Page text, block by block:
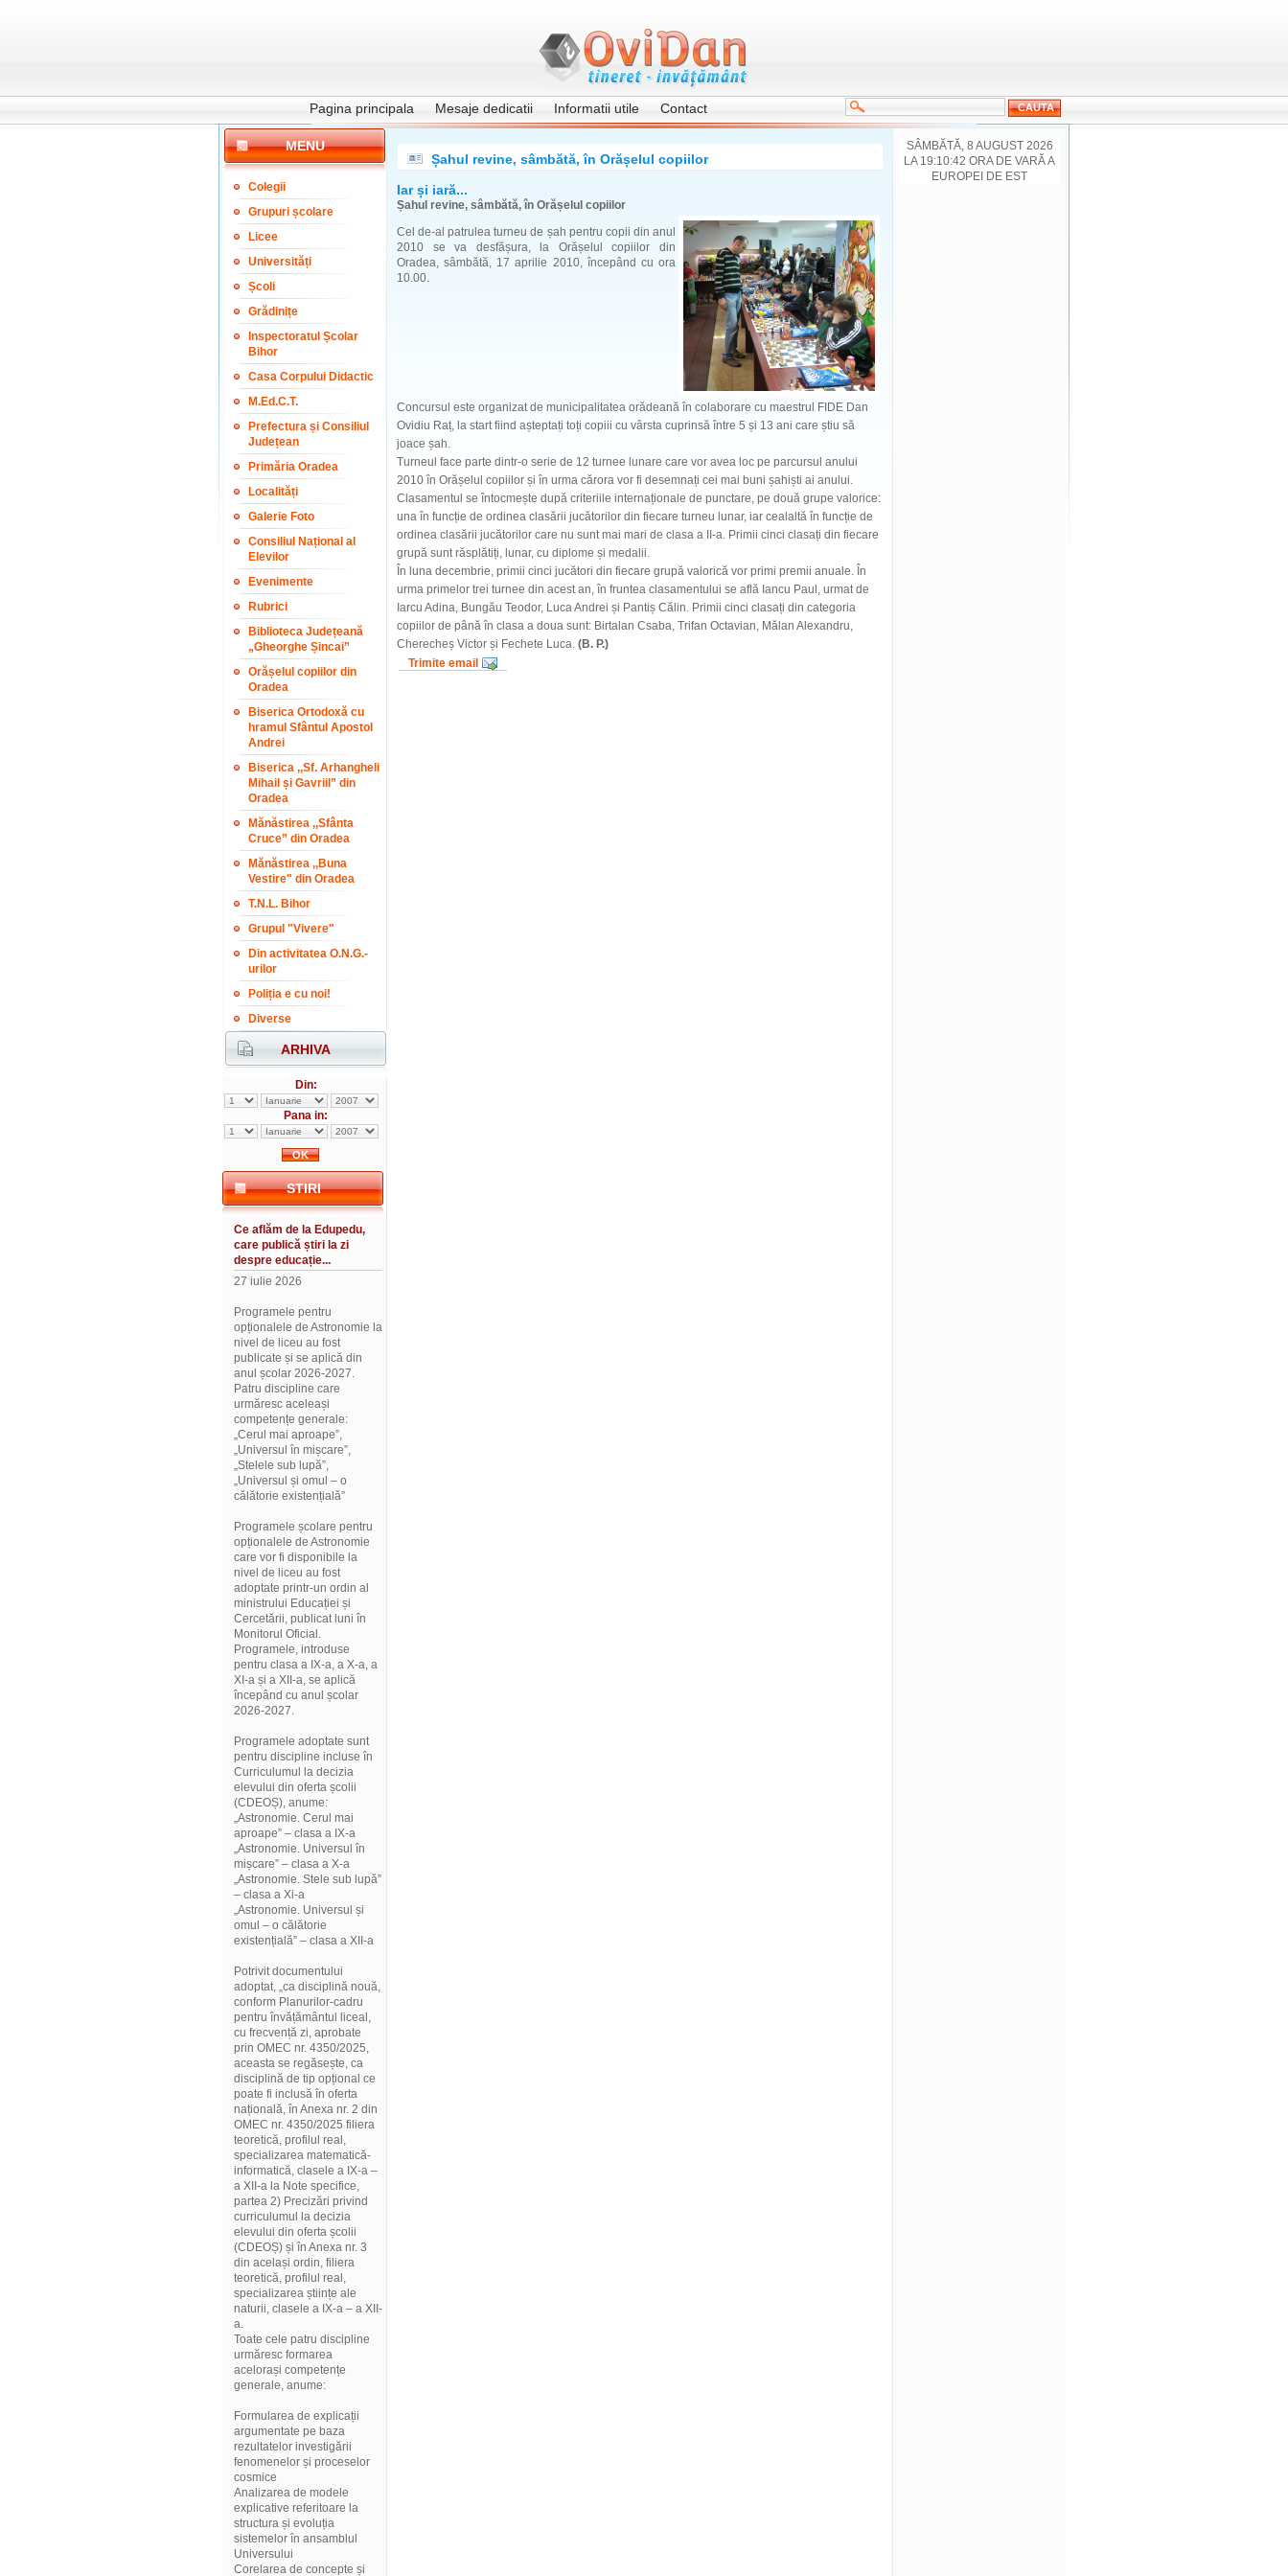
Pagina principala Mesaje dedicatii Informatii utile Contact
MENU
Colegii
Grupuri școlare
Licee
Universități
Școli
Grădinițe
Inspectoratul Școlar
Bihor
Casa Corpului Didactic
M.Ed.C.T.
Prefectura și Consiliul
Județean
Primăria Oradea
Localități
Galerie Foto
Consiliul Național al
Elevilor
Evenimente
Rubrici
Biblioteca Județeană
„Gheorghe Șincai”
Orășelul copiilor din
Oradea
Biserica Ortodoxă cu
hramul Sfântul Apostol
Andrei
Biserica ,,Sf. Arhangheli
Mihail și Gavriil” din
Oradea
Mănăstirea ,,Sfânta
Cruce” din Oradea
Mănăstirea ,,Buna
Vestire" din Oradea
T.N.L. Bihor
Grupul "Vivere"
Din activitatea O.N.G.-
urilor
Poliția e cu noi!
Diverse
ARHIVA
Din:
Pana in:
STIRI
Ce aflăm de la Edupedu,
care publică știri la zi
despre educație...
27 iulie 2026
Programele pentru
opționalele de Astronomie la
nivel de liceu au fost
publicate și se aplică din
anul școlar 2026-2027.
Patru discipline care
urmăresc aceleași
competențe generale:
„Cerul mai aproape”,
„Universul în mișcare”,
„Stelele sub lupă”,
„Universul și omul – o
călătorie existențială”
Programele școlare pentru
opționalele de Astronomie
care vor fi disponibile la
nivel de liceu au fost
adoptate printr-un ordin al
ministrului Educației și
Cercetării, publicat luni în
Monitorul Oficial.
Programele, introduse
pentru clasa a IX-a, a X-a, a
XI-a și a XII-a, se aplică
începând cu anul școlar
2026-2027.
Programele adoptate sunt
pentru discipline incluse în
Curriculumul la decizia
elevului din oferta școlii
(CDEOȘ), anume:
„Astronomie. Cerul mai
aproape” – clasa a IX-a
„Astronomie. Universul în
mișcare” – clasa a X-a
„Astronomie. Stele sub lupă”
– clasa a Xi-a
„Astronomie. Universul și
omul – o călătorie
existențială” – clasa a XII-a
Potrivit documentului
adoptat, „ca disciplină nouă,
conform Planurilor-cadru
pentru învățământul liceal,
cu frecvență zi, aprobate
prin OMEC nr. 4350/2025,
aceasta se regăsește, ca
disciplină de tip opțional ce
poate fi inclusă în oferta
națională, în Anexa nr. 2 din
OMEC nr. 4350/2025 filiera
teoretică, profilul real,
specializarea matematică-
informatică, clasele a IX-a –
a XII-a la Note specifice,
partea 2) Precizări privind
curriculumul la decizia
elevului din oferta școlii
(CDEOȘ) și în Anexa nr. 3
din același ordin, filiera
teoretică, profilul real,
specializarea științe ale
naturii, clasele a IX-a – a XII-
a.
Toate cele patru discipline
urmăresc formarea
acelorași competențe
generale, anume:
Formularea de explicații
argumentate pe baza
rezultatelor investigării
fenomenelor și proceselor
cosmice
Analizarea de modele
explicative referitoare la
structura și evoluția
sistemelor în ansamblul
Universului
Corelarea de concepte și
Șahul revine, sâmbătă, în Orășelul copiilor
Iar și iară...
Șahul revine, sâmbătă, în Orășelul copiilor
Cel de-al patrulea turneu de șah pentru copii din anul
2010 se va desfășura, la Orășelul copiilor din
Oradea, sâmbătă, 17 aprilie 2010, începând cu ora
10.00.
Concursul este organizat de municipalitatea orădeană în colaborare cu maestrul FIDE Dan
Ovidiu Raț, la start fiind așteptați toți copiii cu vârsta cuprinsă între 5 și 13 ani care știu să
joace șah.
Turneul face parte dintr-o serie de 12 turnee lunare care vor avea loc pe parcursul anului
2010 în Orășelul copiilor și în urma cărora vor fi desemnați cei mai buni șahiști ai anului.
Clasamentul se întocmește după criteriile internaționale de punctare, pe două grupe valorice:
una în funcție de ordinea clasării jucătorilor din fiecare turneu lunar, iar cealaltă în funcție de
ordinea clasării jucătorilor care nu sunt mai mari de clasa a II-a. Primii cinci clasați din fiecare
grupă sunt răsplătiți, lunar, cu diplome și medalii.
În luna decembrie, primii cinci jucători din fiecare grupă valorică vor primi premii anuale. În
urma primelor trei turnee din acest an, în fruntea clasamentului se află Iancu Paul, urmat de
Iarcu Adina, Bungău Teodor, Luca Andrei și Pantiș Călin. Primii cinci clasați din categoria
copiilor de până în clasa a doua sunt: Birtalan Csaba, Trifan Octavian, Mălan Alexandru,
Cherecheș Victor și Fechete Luca. (B. P.)
Trimite email
SÂMBĂTĂ, 8 AUGUST 2026
LA 19:10:42 ORA DE VARĂ A
EUROPEI DE EST